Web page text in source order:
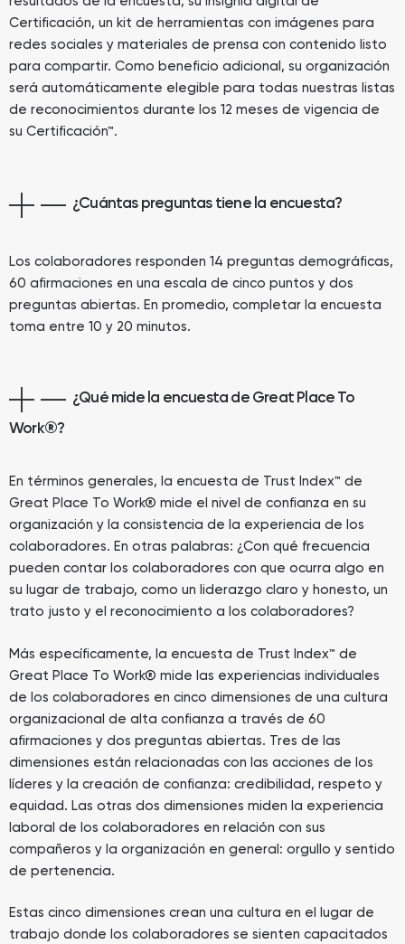
Certificación, un kit de herramientas con imágenes para
redes sociales y materiales de prensa con contenido listo
para compartir. Como beneficio adicional, su organización
será automáticamente elegible para todas nuestras listas
de reconocimientos durante los 12 meses de vigencia de
su Certificación™.
¿Cuántas preguntas tiene la encuesta?
Los colaboradores responden 14 preguntas demográficas,
60 afirmaciones en una escala de cinco puntos y dos
preguntas abiertas. En promedio, completar la encuesta
toma entre 10 y 20 minutos.
¿Qué mide la encuesta de Great Place To
Work®?
En términos generales, la encuesta de Trust Index™ de
Great Place To Work® mide el nivel de confianza en su
organización y la consistencia de la experiencia de los
colaboradores. En otras palabras: ¿Con qué frecuencia
pueden contar los colaboradores con que ocurra algo en
su lugar de trabajo, como un liderazgo claro y honesto, un
trato justo y el reconocimiento a los colaboradores?
Más específicamente, la encuesta de Trust Index™ de
Great Place To Work® mide las experiencias individuales
de los colaboradores en cinco dimensiones de una cultura
organizacional de alta confianza a través de 60
afirmaciones y dos preguntas abiertas. Tres de las
dimensiones están relacionadas con las acciones de los
líderes y la creación de confianza: credibilidad, respeto y
equidad. Las otras dos dimensiones miden la experiencia
laboral de los colaboradores en relación con sus
compañeros y la organización en general: orgullo y sentido
de pertenencia.
Estas cinco dimensiones crean una cultura en el lugar de
trabajo donde los colaboradores se sienten capacitados